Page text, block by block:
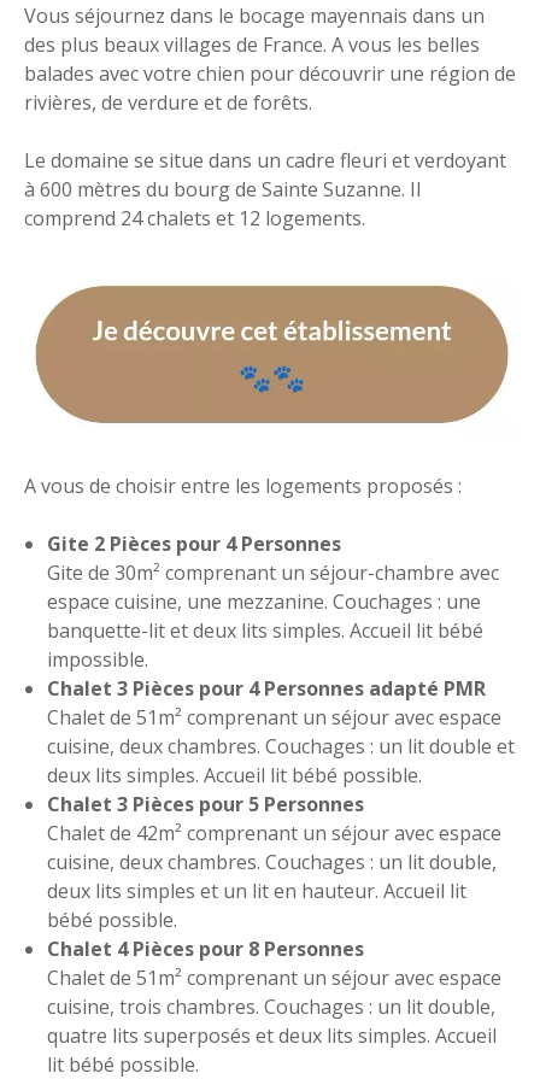
Vous séjournez dans le bocage mayennais dans un
des plus beaux villages de France. A vous les belles
balades avec votre chien pour découvrir une région de
rivières, de verdure et de forêts.
Le domaine se situe dans un cadre fleuri et verdoyant
à 600 mètres du bourg de Sainte Suzanne. Il
comprend 24 chalets et 12 logements.
A vous de choisir entre les logements proposés :
Gite 2 Pièces pour 4 Personnes
Gite de 30m² comprenant un séjour-chambre avec
espace cuisine, une mezzanine. Couchages : une
banquette-lit et deux lits simples. Accueil lit bébé
impossible.
Chalet 3 Pièces pour 4 Personnes adapté PMR
Chalet de 51m² comprenant un séjour avec espace
cuisine, deux chambres. Couchages : un lit double et
deux lits simples. Accueil lit bébé possible.
Chalet 3 Pièces pour 5 Personnes
Chalet de 42m² comprenant un séjour avec espace
cuisine, deux chambres. Couchages : un lit double,
deux lits simples et un lit en hauteur. Accueil lit
bébé possible.
Chalet 4 Pièces pour 8 Personnes
Chalet de 51m² comprenant un séjour avec espace
cuisine, trois chambres. Couchages : un lit double,
quatre lits superposés et deux lits simples. Accueil
lit bébé possible.